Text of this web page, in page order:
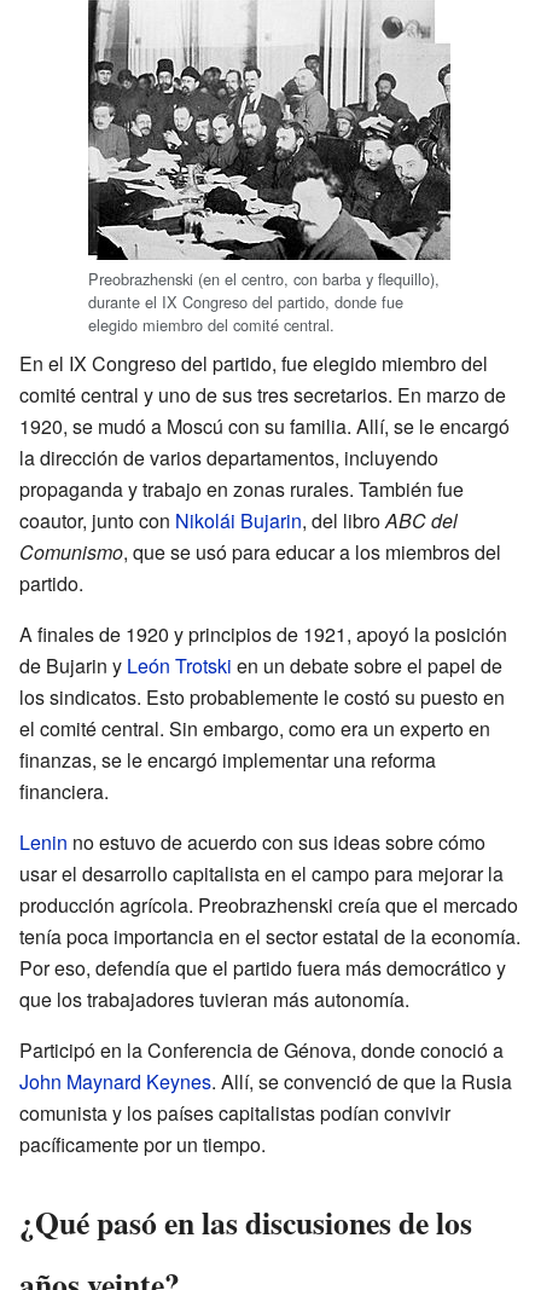
Preobrazhenski (en el centro, con barba y flequillo),
durante el IX Congreso del partido, donde fue
elegido miembro del comité central.
En el IX Congreso del partido, fue elegido miembro del
comité central y uno de sus tres secretarios. En marzo de
1920, se mudó a Moscú con su familia. Allí, se le encargó
la dirección de varios departamentos, incluyendo
propaganda y trabajo en zonas rurales. También fue
coautor, junto con Nikolái Bujarin, del libroABC del
Comunismo, que se usó para educar a los miembros del
partido.
A finales de 1920 y principios de 1921, apoyó la posición
de Bujarin y León Trotski en un debate sobre el papel de
los sindicatos. Esto probablemente le costó su puesto en
el comité central. Sin embargo, como era un experto en
finanzas, se le encargó implementar una reforma
financiera.
Lenin no estuvo de acuerdo con sus ideas sobre cómo
usar el desarrollo capitalista en el campo para mejorar la
producción agrícola. Preobrazhenski creía que el mercado
tenía poca importancia en el sector estatal de la economía.
Por eso, defendía que el partido fuera más democrático y
que los trabajadores tuvieran más autonomía.
Participó en la Conferencia de Génova, donde conoció a
John Maynard Keynes. Allí, se convenció de que la Rusia
comunista y los países capitalistas podían convivir
pacíficamente por un tiempo.
¿Qué pasó en las discusiones de los